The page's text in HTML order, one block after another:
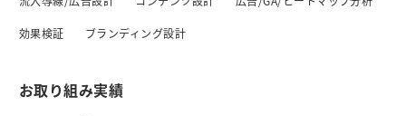
効果検証 ブランディング設計
お取り組み実績